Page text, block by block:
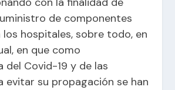
de componentes
los hospitales, sobre todo, en
en que como
del Covid-19 y de las
evitar su propagación se han